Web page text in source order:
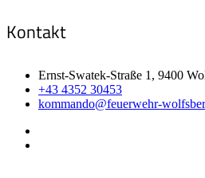
Kontakt
Ernst-Swatek-Straße 1, 9400
+43 4352 30453
kommando@feuerwehr-